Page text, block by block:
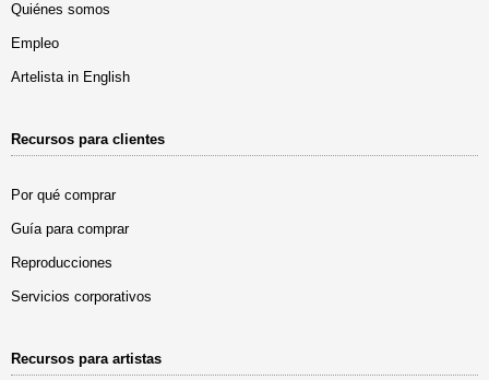
Quiénes somos
Empleo
Artelista in English
Recursos para clientes
Por qué comprar
Guía para comprar
Reproducciones
Servicios corporativos
Recursos para artistas